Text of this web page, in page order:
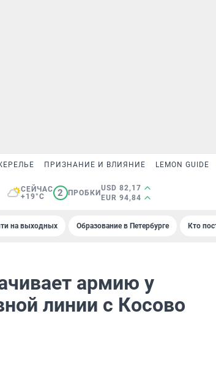
ПРИЗНАНИЕ И ВЛИЯНИЕ LEMON GUIDE
СЕЙЧАС
+19°C
2 ПРОБКИ
USD 82,17
EUR 94,84
на выходных Образование в Петербурге Кто
армию у
линии с Косово